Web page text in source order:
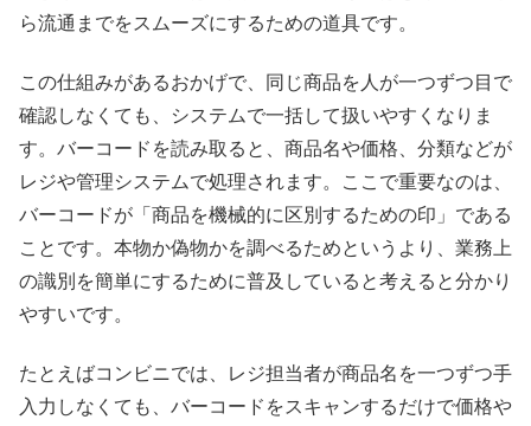
ら流通までをスムーズにするための道具です。
この仕組みがあるおかげで、同じ商品を人が一つずつ目で
確認しなくても、システムで一括して扱いやすくなりま
す。バーコードを読み取ると、商品名や価格、分類などが
レジや管理システムで処理されます。ここで重要なのは、
バーコードが「商品を機械的に区別するための印」である
ことです。本物か偽物かを調べるためというより、業務上
の識別を簡単にするために普及していると考えると分かり
やすいです。
たとえばコンビニでは、レジ担当者が商品名を一つずつ手
入力しなくても、バーコードをスキャンするだけで価格や